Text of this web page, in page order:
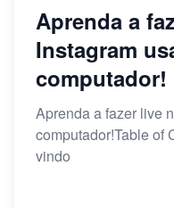
Aprenda a
Instagram
computador!
Aprenda a fazer live
computador!Table of
vindo